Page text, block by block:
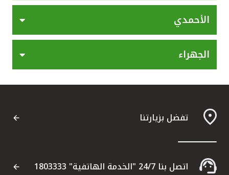
مملكة البحرين
الأحمدي
الجهراء
تفضل بزيارتنا
اتصل بنا 24/7 "الخدمة الهاتفية" 1803333